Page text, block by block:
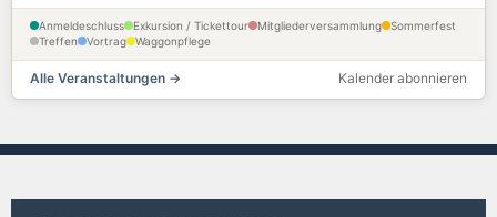
Anmeldeschluss Exkursion / Tickettour Mitgliederversammlung
Sommerfest
Treffen
Vortrag Waggonpflege
Alle Veranstaltungen → Kalender abonnieren